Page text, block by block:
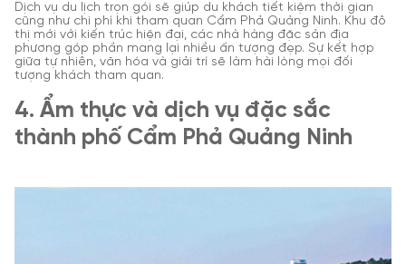
Dịch vụ du lịch trọn gói sẽ giúp du khách tiết kiệm thời gian
cũng như chi phí khi tham quan Cẩm Phả Quảng Ninh. Khu đô
thị mới với kiến trúc hiện đại, các nhà hàng đặc sản địa
phương góp phần mang lại nhiều ấn tượng đẹp. Sự kết hợp
giữa tự nhiên, văn hóa và giải trí sẽ làm hài lòng mọi đối
tượng khách tham quan.
4. Ẩm thực và dịch vụ đặc sắc
thành phố Cẩm Phả Quảng Ninh